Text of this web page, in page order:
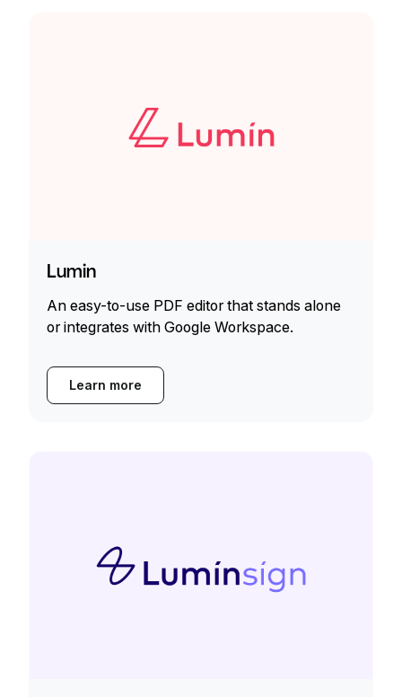
Lumin
An easy-to-use PDF editor that stands alone
or integrates with Google Workspace.
Learn more